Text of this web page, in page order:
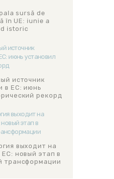
sursă de
în UE: iunie a
istoric
источник
в ЕС: июнь
рекорд
выходит на
новый этап в
трансформации